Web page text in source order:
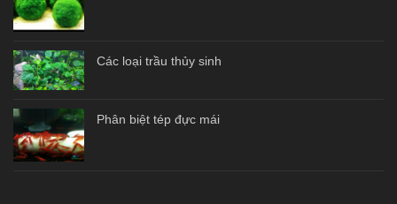
Các loại trầu thủy sinh
Phân biệt tép đực mái